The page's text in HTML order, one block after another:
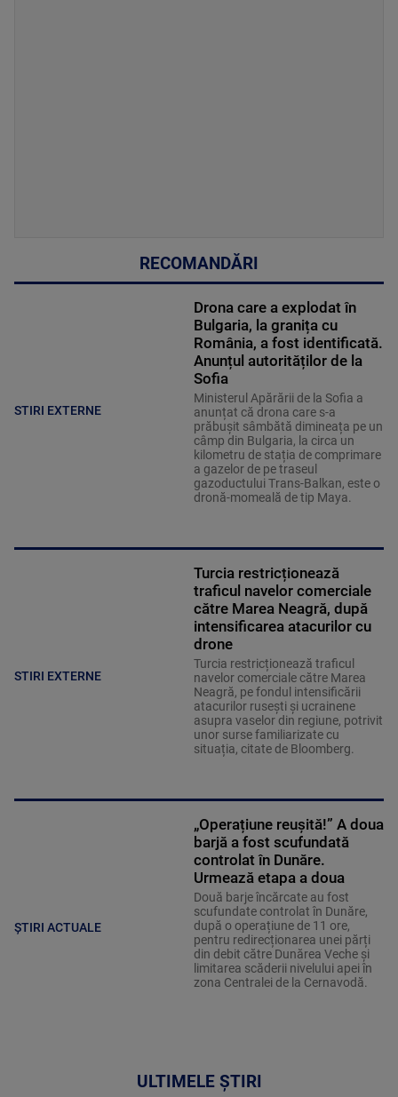
RECOMANDĂRI
STIRI EXTERNE
Drona care a explodat în
Bulgaria, la granița cu
România, a fost identificată.
Anunțul autorităților de la
Sofia
Ministerul Apărării de la Sofia a
anunțat că drona care s-a
prăbușit sâmbătă dimineața pe un
câmp din Bulgaria, la circa un
kilometru de stația de comprimare
a gazelor de pe traseul
gazoductului Trans-Balkan, este o
dronă-momeală de tip Maya.
STIRI EXTERNE
Turcia restricționează
traficul navelor comerciale
către Marea Neagră, după
intensificarea atacurilor cu
drone
Turcia restricționează traficul
navelor comerciale către Marea
Neagră, pe fondul intensificării
atacurilor rusești și ucrainene
asupra vaselor din regiune, potrivit
unor surse familiarizate cu
situația, citate de Bloomberg.
ȘTIRI ACTUALE
„Operațiune reușită!” A doua
barjă a fost scufundată
controlat în Dunăre.
Urmează etapa a doua
Două barje încărcate au fost
scufundate controlat în Dunăre,
după o operațiune de 11 ore,
pentru redirecționarea unei părți
din debit către Dunărea Veche și
limitarea scăderii nivelului apei în
zona Centralei de la Cernavodă.
ULTIMELE ȘTIRI